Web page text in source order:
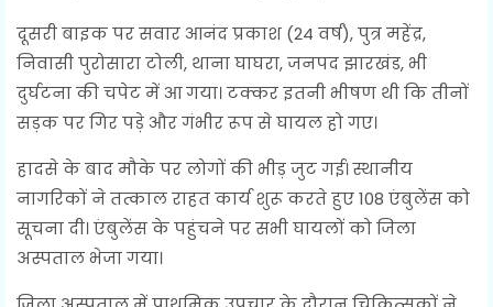
दूसरी बाइक पर सवार आनंद प्रकाश (24 वर्ष), पुत्र महेंद्र,
निवासी पुरोसारा टोली, थाना घाघरा, जनपद झारखंड, भी
दुर्घटना की चपेट में आ गया। टक्कर इतनी भीषण थी कि तीनों
सड़क पर गिर पड़े और गंभीर रूप से घायल हो गए।
हादसे के बाद मौके पर लोगों की भीड़ जुट गई। स्थानीय
नागरिकों ने तत्काल राहत कार्य शुरू करते हुए 108 एंबुलेंस को
सूचना दी। एंबुलेंस के पहुंचने पर सभी घायलों को जिला
अस्पताल भेजा गया।